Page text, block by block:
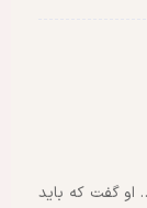
او گفت که باید